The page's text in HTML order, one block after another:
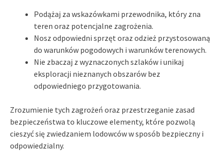
Podążaj za wskazówkami przewodnika, który zna
teren oraz potencjalne zagrożenia.
Nosz odpowiedni sprzęt oraz odzież przystosowaną
do warunków pogodowych i warunków terenowych.
Nie zbaczaj z wyznaczonych szlaków i unikaj
eksploracji nieznanych obszarów bez
odpowiedniego przygotowania.
Zrozumienie tych zagrożeń oraz przestrzeganie zasad
bezpieczeństwa to kluczowe elementy, które pozwolą
cieszyć się zwiedzaniem lodowców w sposób bezpieczny i
odpowiedzialny.